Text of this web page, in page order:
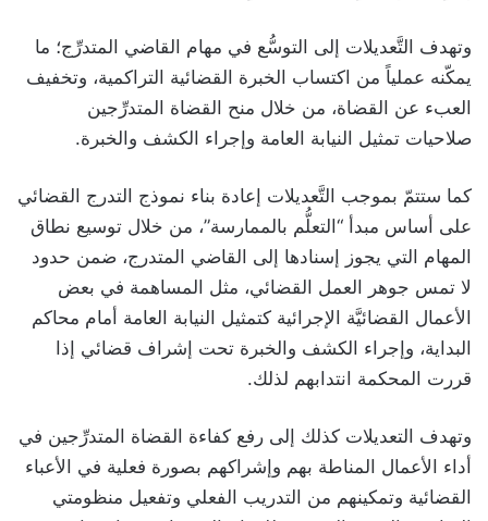
وتهدف التَّعديلات إلى التوسُّع في مهام القاضي المتدرِّج؛ ما
يمكّنه عملياً من اكتساب الخبرة القضائية التراكمية، وتخفيف
العبء عن القضاة، من خلال منح القضاة المتدرِّجين
صلاحيات تمثيل النيابة العامة وإجراء الكشف والخبرة.
كما ستتمّ بموجب التَّعديلات إعادة بناء نموذج التدرج القضائي
على أساس مبدأ “التعلُّم بالممارسة”، من خلال توسيع نطاق
المهام التي يجوز إسنادها إلى القاضي المتدرج، ضمن حدود
لا تمس جوهر العمل القضائي، مثل المساهمة في بعض
الأعمال القضائيَّة الإجرائية كتمثيل النيابة العامة أمام محاكم
البداية، وإجراء الكشف والخبرة تحت إشراف قضائي إذا
قررت المحكمة انتدابهم لذلك.
وتهدف التعديلات كذلك إلى رفع كفاءة القضاة المتدرِّجين في
أداء الأعمال المناطة بهم وإشراكهم بصورة فعلية في الأعباء
القضائية وتمكينهم من التدريب الفعلي وتفعيل منظومتي